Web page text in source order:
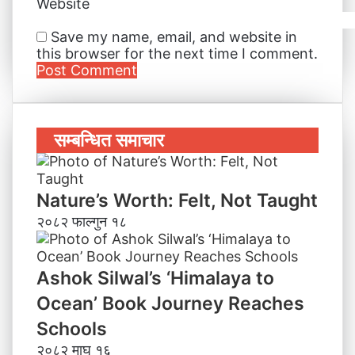
Website
Save my name, email, and website in
this browser for the next time I comment.
सम्बन्धित समाचार
Nature’s Worth: Felt, Not Taught
२०८२ फाल्गुन १८
Ashok Silwal’s ‘Himalaya to
Ocean’ Book Journey Reaches
Schools
२०८२ माघ १६